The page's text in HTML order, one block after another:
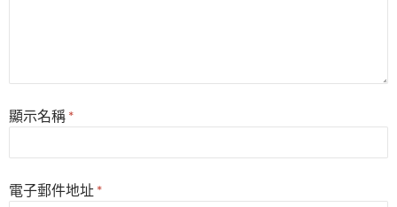
顯示名稱 *
電子郵件地址 *